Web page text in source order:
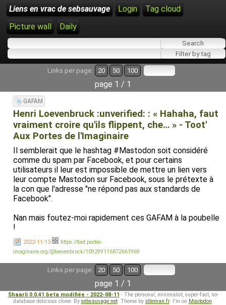
Liens en vrac de sebsauvage Login
Tag cloud
Picture wall
Daily
Links per page: 20 50 100
page 1 / 1
GAFAM
Henri Loevenbruck :unverified: : « Hahaha, faut
vraiment croire qu'ils flippent, che… » - Toot'
Aux Portes de l'Imaginaire
Il semblerait que le hashtag #Mastodon soit considéré
comme du spam par Facebook, et pour certains
utilisateurs il leur est impossible de mettre un lien vers
leur compte Mastodon sur Facebook, sous le prétexte à
la con que l'adresse "ne répond pas aux standards de
Facebook".
Nan mais foutez-moi rapidement ces GAFAM à la poubelle
!
2022-11-13
https://toot.portes-
imaginaire.org/@loevenbruck/109299116872661969
Links per page: 20 50 100
page 1 / 1
Shaarli 0.0.41 beta modifiée - 2022-08-11 - The personal, minimalist, super-fast, no-
database delicious clone. By sebsauvage.net. Theme by idleman.fr. I'm on Mastodon.